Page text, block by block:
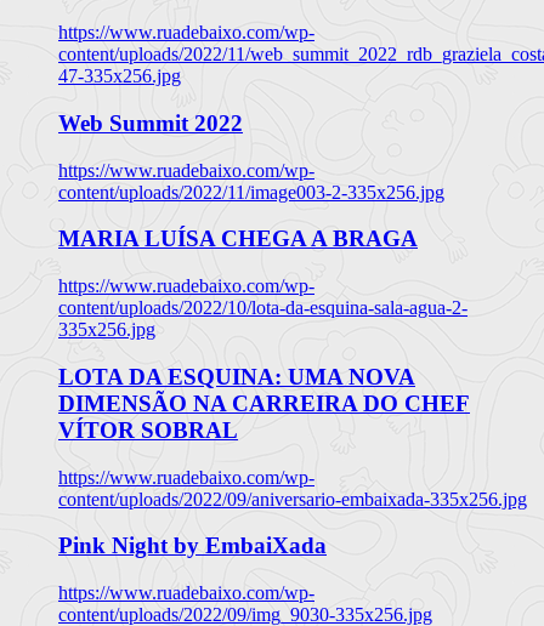
https://www.ruadebaixo.com/wp-
content/uploads/2022/11/
47-335x256.jpg
Web Summit 2022
https://www.ruadebaixo.com/wp-
content/uploads/2022/11/image003-2-335x256.jpg
MARIA LUÍSA CHEGA A BRAGA
https://www.ruadebaixo.com/wp-
content/uploads/2022/10/lota-da-esquina-sala-agua-2-
335x256.jpg
LOTA DA ESQUINA: UMA NOVA
DIMENSÃO NA CARREIRA DO CHEF
VÍTOR SOBRAL
https://www.ruadebaixo.com/wp-
content/uploads/2022/09/aniversario-embaixada-335x256.jpg
Pink Night by EmbaiXada
https://www.ruadebaixo.com/wp-
content/uploads/2022/09/img_9030-335x256.jpg